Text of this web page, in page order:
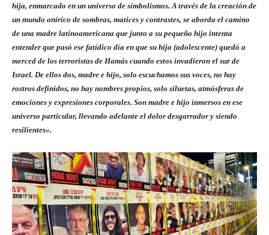
hija, enmarcado en un universo de simbolismos. A través de la creación de
un mundo onírico de sombras, matices y contrastes, se aborda el camino
de una madre latinoamericana que junto a su pequeño hijo intenta
entender que pasó ese fatídico día en que su hija (adolescente) quedó a
merced de los terroristas de Hamás cuando estos invadieron el sur de
Israel. De ellos dos, madre e hijo, solo escuchamos sus voces, no hay
rostros definidos, no hay nombres propios, solo siluetas, atmósferas de
emociones y expresiones corporales. Son madre e hijo inmersos en ese
universo particular, llevando adelante el dolor desgarrador y siendo
resilientes».